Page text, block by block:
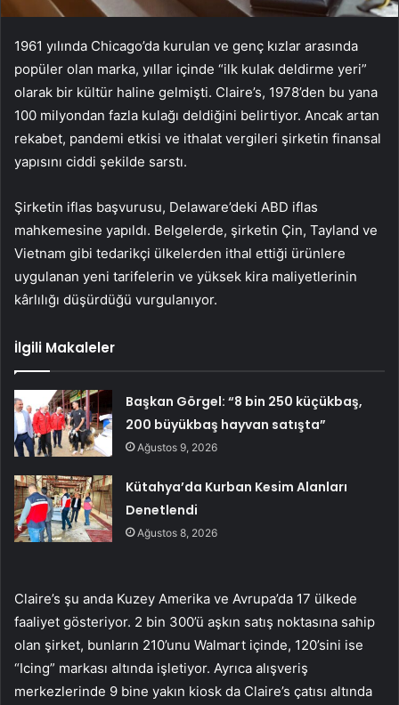
1961 yılında Chicago’da kurulan ve genç kızlar arasında
popüler olan marka, yıllar içinde “ilk kulak deldirme yeri”
olarak bir kültür haline gelmişti. Claire’s, 1978’den bu yana
100 milyondan fazla kulağı deldiğini belirtiyor. Ancak artan
rekabet, pandemi etkisi ve ithalat vergileri şirketin finansal
yapısını ciddi şekilde sarstı.
Şirketin iflas başvurusu, Delaware’deki ABD iflas
mahkemesine yapıldı. Belgelerde, şirketin Çin, Tayland ve
Vietnam gibi tedarikçi ülkelerden ithal ettiği ürünlere
uygulanan yeni tarifelerin ve yüksek kira maliyetlerinin
kârlılığı düşürdüğü vurgulanıyor.
İlgili Makaleler
Başkan Görgel: “8 bin 250 küçükbaş,
200 büyükbaş hayvan satışta”
Ağustos 9, 2026
Kütahya’da Kurban Kesim Alanları
Denetlendi
Ağustos 8, 2026
Claire’s şu anda Kuzey Amerika ve Avrupa’da 17 ülkede
faaliyet gösteriyor. 2 bin 300’ü aşkın satış noktasına sahip
olan şirket, bunların 210’unu Walmart içinde, 120’sini ise
“Icing” markası altında işletiyor. Ayrıca alışveriş
merkezlerinde 9 bine yakın kiosk da Claire’s çatısı altında